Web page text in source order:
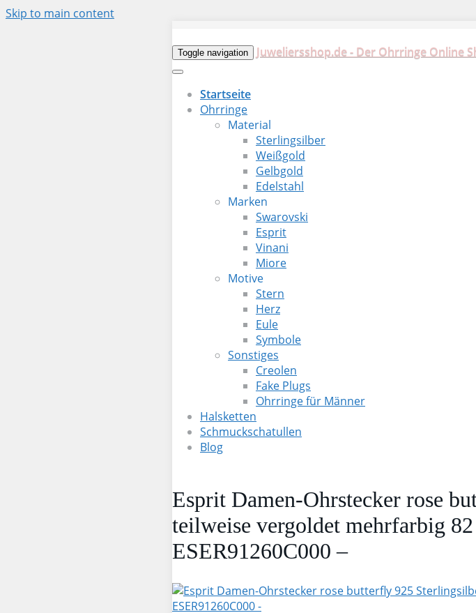
Skip to main content
Toggle navigation Juweliersshop.de - Der Ohrringe Online
Startseite
Ohrringe
Material
Sterlingsilber
Weißgold
Gelbgold
Edelstahl
Marken
Swarovski
Esprit
Vinani
Miore
Motive
Stern
Herz
Eule
Symbole
Sonstiges
Creolen
Fake Plugs
Ohrringe für Männer
Halsketten
Schmuckschatullen
Blog
Esprit Damen-Ohrstecker rose
teilweise vergoldet mehrfarbig
ESER91260C000 –